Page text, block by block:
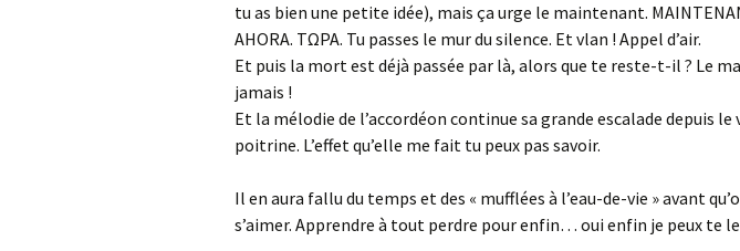
tu as bien une petite idée), mais ça urge le maintenant.
AHORA. ΤΩΡΑ. Tu passes le mur du silence. Et vlan ! Appel d’air.
Et puis la mort est déjà passée par là, alors que te reste-t-il ? Le
jamais !
Et la mélodie de l’accordéon continue sa grande escalade depuis
poitrine. L’effet qu’elle me fait tu peux pas savoir.
Il en aura fallu du temps et des « mufflées à l’eau-de-vie » avant
s’aimer. Apprendre à tout perdre pour enfin… oui enfin je peux te le